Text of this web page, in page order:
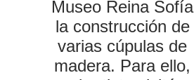
Museo Reina Sofía
la construcción de
varias cúpulas de
madera. Para ello,